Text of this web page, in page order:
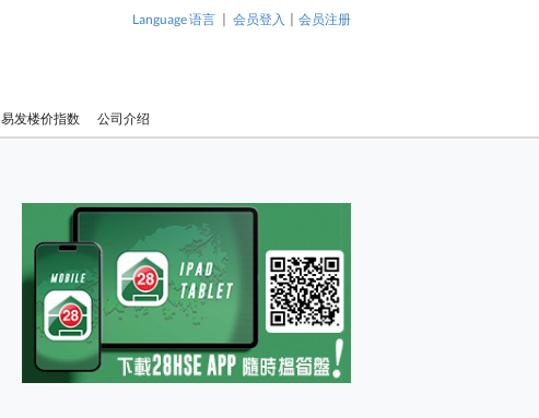
Language 语言 | 会员登入 | 会员注册
易发楼价指数 公司介绍